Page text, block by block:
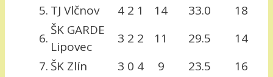
5. TJ Vlčnov 4 2 1 14 33.0
18
6.
ŠK GARDE
Lipovec
3 2 2 11 29.5
14
7. ŠK Zlín 3 0 4 9 23.5 16